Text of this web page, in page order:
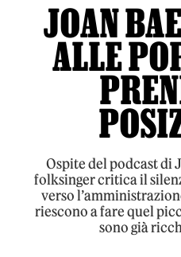
JOAN
ALLE
Ospite del podcast di
folksinger critica il
verso
riescono a fare quel
sono già